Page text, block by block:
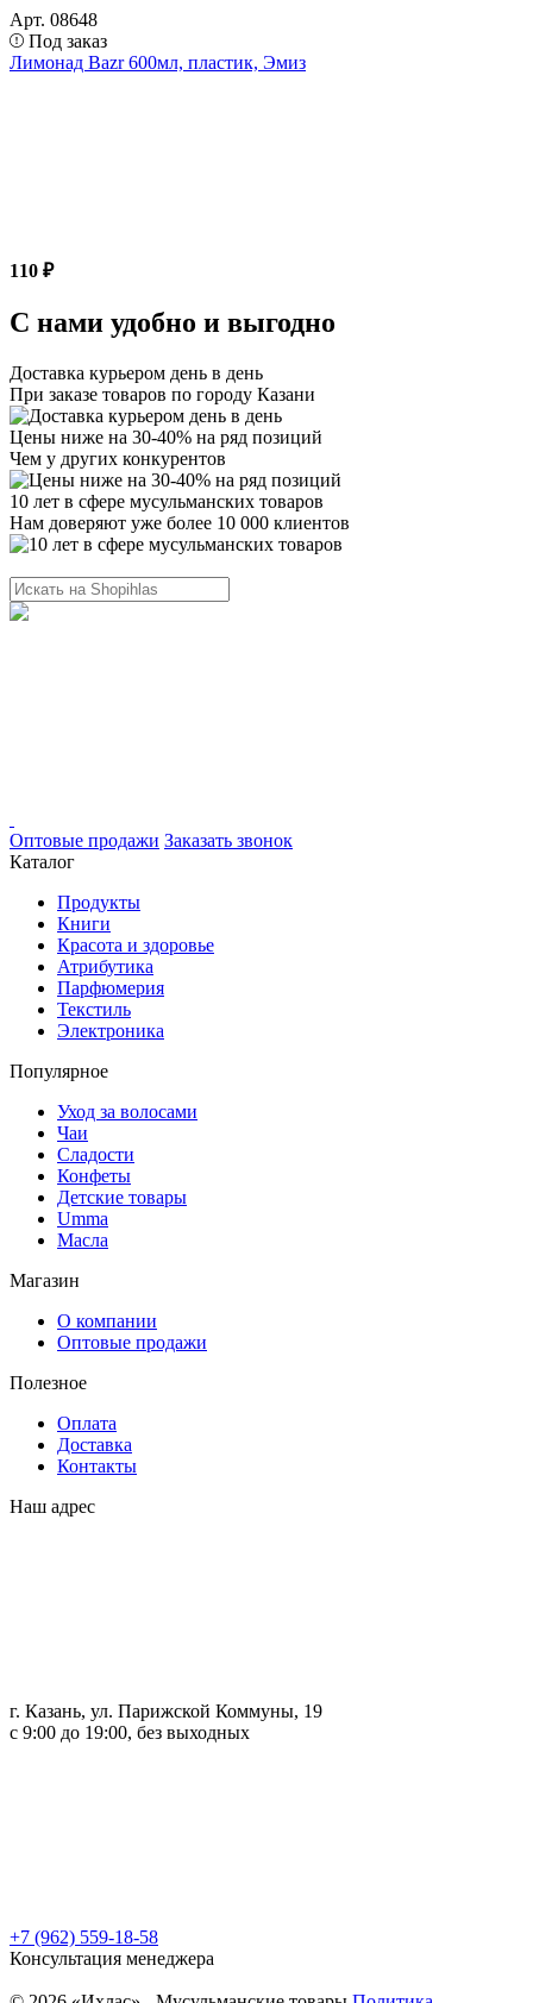
Арт. 08648
Под заказ
Лимонад Bazr 600мл, пластик, Эмиз
110 ₽
С нами удобно и выгодно
Доставка курьером день в день
При заказе товаров по городу Казани
Цены ниже на 30-40% на ряд позиций
Чем у других конкурентов
10 лет в сфере мусульманских товаров
Нам доверяют уже более 10 000 клиентов
Оптовые продажи Заказать звонок
Каталог
Продукты
Книги
Красота и здоровье
Атрибутика
Парфюмерия
Текстиль
Электроника
Популярное
Уход за волосами
Чаи
Сладости
Конфеты
Детские товары
Umma
Масла
Магазин
О компании
Оптовые продажи
Полезное
Оплата
Доставка
Контакты
Наш адрес
г. Казань, ул. Парижской Коммуны, 19
с 9:00 до 19:00, без выходных
+7 (962) 559-18-58
Консультация менеджера